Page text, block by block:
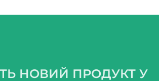
НОВИЙ ПРОДУКТ У